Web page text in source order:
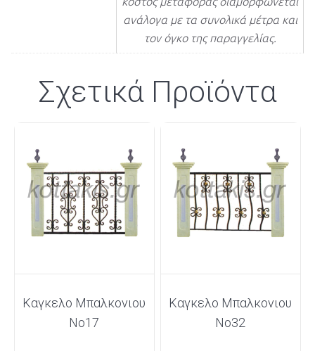
ανάλογα με τα συνολικά μέτρα και
τον όγκο της παραγγελίας.
Σχετικά Προϊόντα
Καγκελο Μπαλκονιου
Νο17
Καγκελο Μπαλκονιου
Νο32